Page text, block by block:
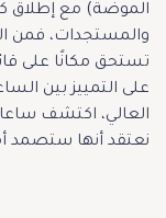
الموضة) مع إطلاق
والمستجدات، فمن
تستحق مكانًا على
على التمييز بين
العالي، اكتشف
نعتقد أنها ستصمد